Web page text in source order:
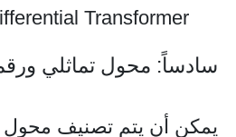
Transformer”.
سادساً: محول تماثلي
يمكن أن يتم تصنيف محول